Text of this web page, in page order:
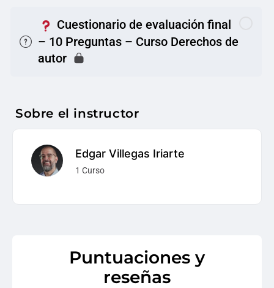
Cuestionario de evaluación final
– 10 Preguntas – Curso Derechos de
autor
Sobre el instructor
Edgar Villegas Iriarte
1 Curso
Puntuaciones y
reseñas